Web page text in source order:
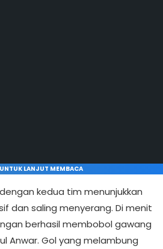
LANJUT MEMBACA
kedua tim menunjukkan
dan saling menyerang. Di menit
berhasil membobol gawang
Anwar. Gol yang melambung